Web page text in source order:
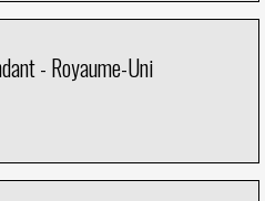
- Royaume-Uni